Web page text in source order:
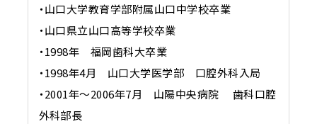
・山口大学教育学部附属山口中学校卒業
・山口県立山口高等学校卒業
・1998年 福岡歯科大卒業
・1998年4月 山口大学医学部 口腔外科入局
・2001年～2006年7月 山陽中央病院 歯科口腔
外科部長